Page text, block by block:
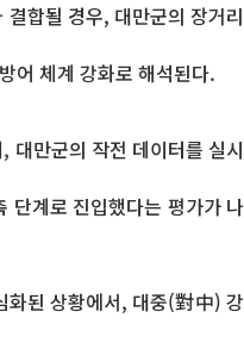
합될 경우, 대만군의 장거리
어 체계 강화로 해석된다.
대만군의 작전 데이터를 실시
단계로 진입했다는 평가가 나
화된 상황에서, 대중(對中) 강